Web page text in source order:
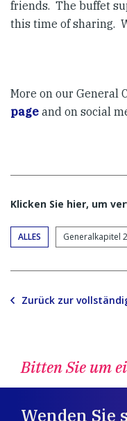
friends. The buffet
this time of sharing.
More on our General
page and on social
Klicken Sie hier, um
ALLES Generalkapitel
Zurück zur
Bitten Sie um
Wenden Sie